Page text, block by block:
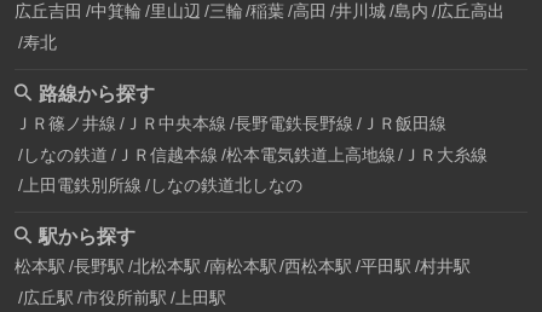
広丘吉田 中箕輪 里山辺 三輪 稲葉 高田 井川城 島内 広丘高出
寿北
路線から探す
ＪＲ篠ノ井線 ＪＲ中央本線 長野電鉄長野線 ＪＲ飯田線
しなの鉄道 ＪＲ信越本線 松本電気鉄道上高地線
ＪＲ大糸線
上田電鉄別所線 しなの鉄道北しなの
駅から探す
松本駅 長野駅 北松本駅 南松本駅 西松本駅 平田駅 村井駅
広丘駅 市役所前駅 上田駅